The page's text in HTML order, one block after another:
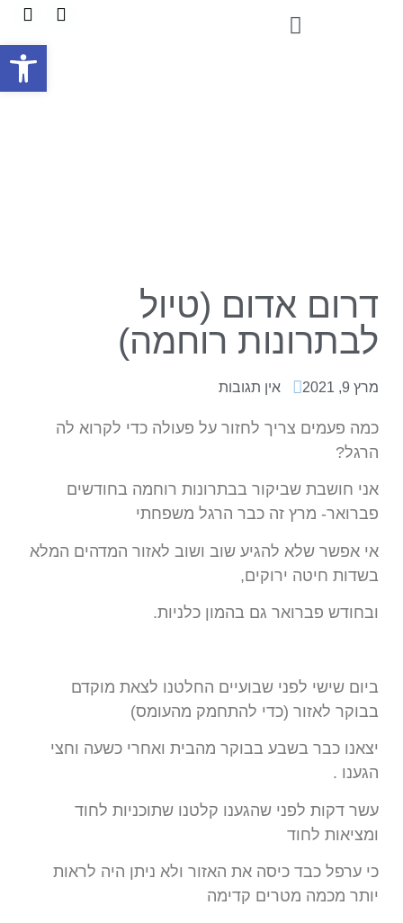
דרום אדום (טיול
לבתרונות רוחמה)
מרץ 9, 2021 אין תגובות
כמה פעמים צריך לחזור על פעולה כדי לקרוא לה
הרגל?
אני חושבת שביקור בבתרונות רוחמה בחודשים
פברואר- מרץ זה כבר הרגל משפחתי
אי אפשר שלא להגיע שוב ושוב לאזור המדהים המלא
בשדות חיטה ירוקים,
ובחודש פברואר גם בהמון כלניות.
ביום שישי לפני שבועיים החלטנו לצאת מוקדם
בבוקר לאזור (כדי להתחמק מהעומס)
יצאנו כבר בשבע בבוקר מהבית ואחרי כשעה וחצי
הגענו .
עשר דקות לפני שהגענו קלטנו שתוכניות לחוד
ומציאות לחוד
כי ערפל כבד כיסה את האזור ולא ניתן היה לראות
יותר מכמה מטרים קדימה